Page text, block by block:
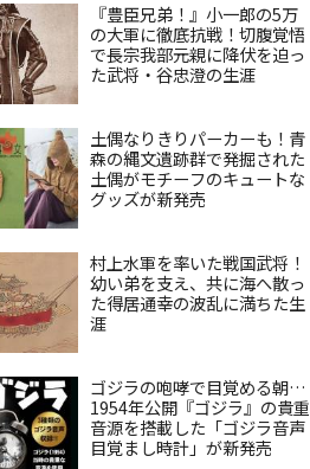
『豊臣兄弟！』小一郎の5万
の大軍に徹底抗戦！切腹覚悟
で長宗我部元親に降伏を迫っ
た武将・谷忠澄の生涯
土偶なりきりパーカーも！青
森の縄文遺跡群で発掘された
土偶がモチーフのキュートな
グッズが新発売
村上水軍を率いた戦国武将！
幼い弟を支え、共に海へ散っ
た得居通幸の波乱に満ちた生
涯
ゴジラの咆哮で目覚める朝…
1954年公開『ゴジラ』の貴重
音源を搭載した「ゴジラ音声
目覚まし時計」が新発売